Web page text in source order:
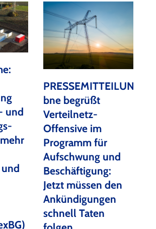
und
PRESSEMITTEILUNG:
bne begrüßt
Verteilnetz-
Offensive im
Programm für
Aufschwung und
Beschäftigung:
Jetzt müssen den
Ankündigungen
schnell Taten